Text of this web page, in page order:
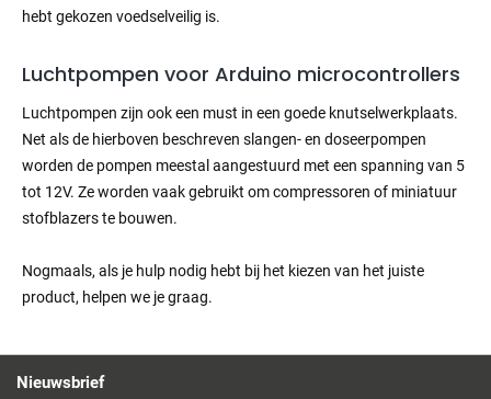
hebt gekozen voedselveilig is.
Luchtpompen voor Arduino microcontrollers
Luchtpompen zijn ook een must in een goede knutselwerkplaats.
Net als de hierboven beschreven slangen- en doseerpompen
worden de pompen meestal aangestuurd met een spanning van 5
tot 12V. Ze worden vaak gebruikt om compressoren of miniatuur
stofblazers te bouwen.
Nogmaals, als je hulp nodig hebt bij het kiezen van het juiste
product, helpen we je graag.
Nieuwsbrief